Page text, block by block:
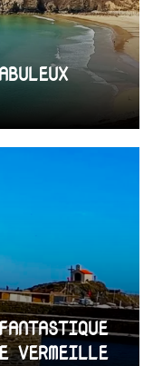
VERMEILLE